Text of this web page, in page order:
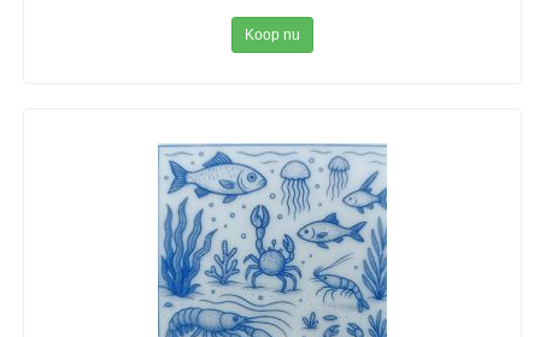
Koop nu